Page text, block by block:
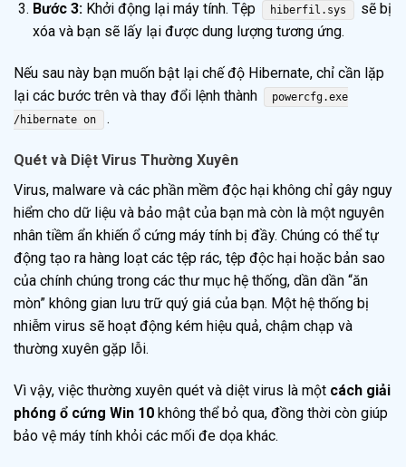
Bước 3:Khởi động lại máy tính. Tệp hiberfil.sys
sẽ bị
xóa và bạn sẽ lấy lại được dung lượng tương ứng.
Nếu sau này bạn muốn bật lại chế độ Hibernate, chỉ cần lặp
lại các bước trên và thay đổi lệnh thành
powercfg.exe
/hibernate on
.
Quét và Diệt Virus Thường Xuyên
Virus, malware và các phần mềm độc hại không chỉ gây nguy
hiểm cho dữ liệu và bảo mật của bạn mà còn là một nguyên
nhân tiềm ẩn khiến ổ cứng máy tính bị đầy. Chúng có thể tự
động tạo ra hàng loạt các tệp rác, tệp độc hại hoặc bản sao
của chính chúng trong các thư mục hệ thống, dần dần “ăn
mòn” không gian lưu trữ quý giá của bạn. Một hệ thống bị
nhiễm virus sẽ hoạt động kém hiệu quả, chậm chạp và
thường xuyên gặp lỗi.
Vì vậy, việc thường xuyên quét và diệt virus là một cách giải
phóng ổ cứng Win 10 không thể bỏ qua, đồng thời còn giúp
bảo vệ máy tính khỏi các mối đe dọa khác.